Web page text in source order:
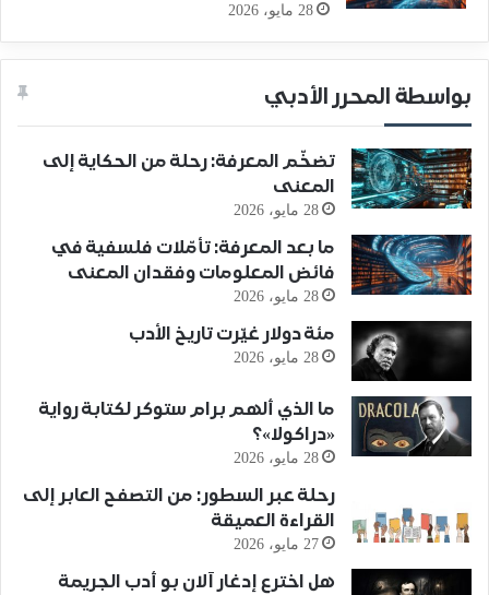
28 مايو، 2026
بواسطة المحرر الأدبي
تضخّم المعرفة: رحلة من الحكاية إلى
المعنى
28 مايو، 2026
ما بعد المعرفة: تأمّلات فلسفية في
فائض المعلومات وفقدان المعنى
28 مايو، 2026
مئة دولار غيّرت تاريخ الأدب
28 مايو، 2026
ما الذي ألهم برام ستوكر لكتابة رواية
«دراكولا»؟
28 مايو، 2026
رحلة عبر السطور: من التصفح العابر إلى
القراءة العميقة
27 مايو، 2026
هل اخترع إدغار آلان بو أدب الجريمة